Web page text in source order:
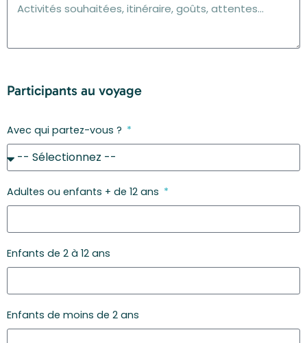
Participants au voyage
Avec qui partez-vous ?
Adultes ou enfants + de 12 ans
Enfants de 2 à 12 ans
Enfants de moins de 2 ans